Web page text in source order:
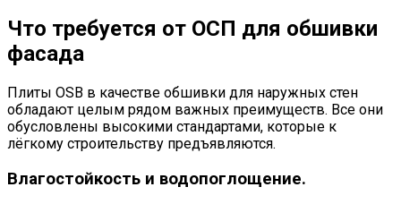
Что требуется от ОСП для обшивки
фасада
Плиты OSB в качестве обшивки для наружных стен
обладают целым рядом важных преимуществ. Все они
обусловлены высокими стандартами, которые к
лёгкому строительству предъявляются.
Влагостойкость и водопоглощение.